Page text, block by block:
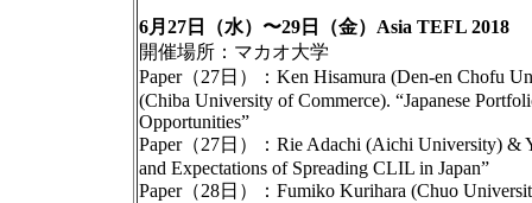
6月27日（水）〜29日（金）Asia TEFL 2018
開催場所：マカオ大学
Paper（27日）：Ken Hisamura (Den-en Chofu
(Chiba University of Commerce). “Japanese
Opportunities”
Paper（27日）：Rie Adachi (Aichi University) &
and Expectations of Spreading CLIL in Japan”
Paper（28日）：Fumiko Kurihara (Chuo